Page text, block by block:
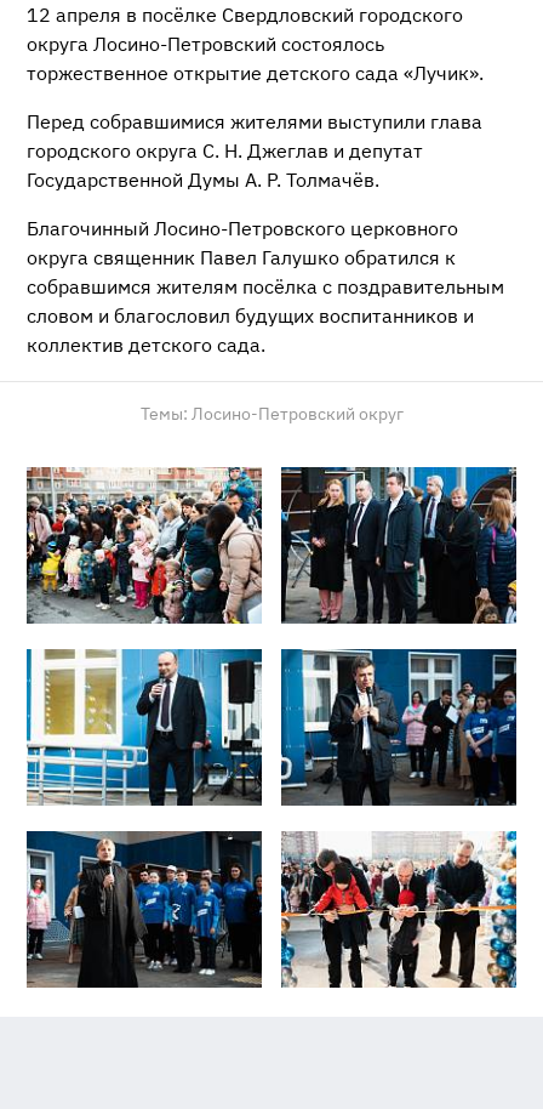
12 апреля в посёлке Свердловский городского
округа Лосино-Петровский состоялось
торжественное открытие детского сада «Лучик».
Перед собравшимися жителями выступили глава
городского округа С. Н. Джеглав и депутат
Государственной Думы А. Р. Толмачёв.
Благочинный Лосино-Петровского церковного
округа священник Павел Галушко обратился к
собравшимся жителям посёлка с поздравительным
словом и благословил будущих воспитанников и
коллектив детского сада.
Темы: Лосино-Петровский округ